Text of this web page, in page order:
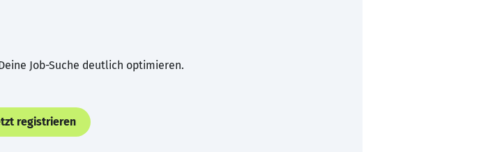
Job-Suche deutlich optimieren.
registrieren